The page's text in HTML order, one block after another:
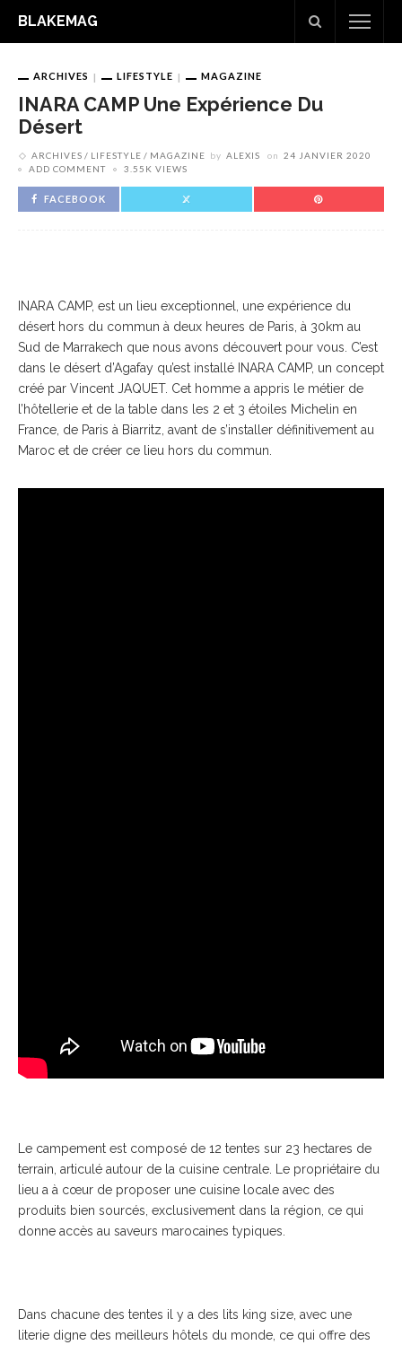
BLAKEMAG
ARCHIVES LIFESTYLE MAGAZINE
INARA CAMP Une Expérience Du
Désert
ARCHIVES LIFESTYLE MAGAZINE by ALEXIS on 24 JANVIER 2020
ADD COMMENT
3.55K VIEWS
FACEBOOK
INARA CAMP, est un lieu exceptionnel, une expérience du
désert hors du commun à deux heures de Paris, à 30km au
Sud de Marrakech que nous avons découvert pour vous. C’est
dans le désert d’Agafay qu’est installé INARA CAMP, un concept
créé par Vincent JAQUET. Cet homme a appris le métier de
l’hôtellerie et de la table dans les 2 et 3 étoiles Michelin en
France, de Paris à Biarritz, avant de s’installer définitivement au
Maroc et de créer ce lieu hors du commun.
Le campement est composé de 12 tentes sur 23 hectares de
terrain, articulé autour de la cuisine centrale. Le propriétaire du
lieu a à cœur de proposer une cuisine locale avec des
produits bien sourcés, exclusivement dans la région, ce qui
donne accès au saveurs marocaines typiques.
Dans chacune des tentes il y a des lits king size, avec une
literie digne des meilleurs hôtels du monde, ce qui offre des